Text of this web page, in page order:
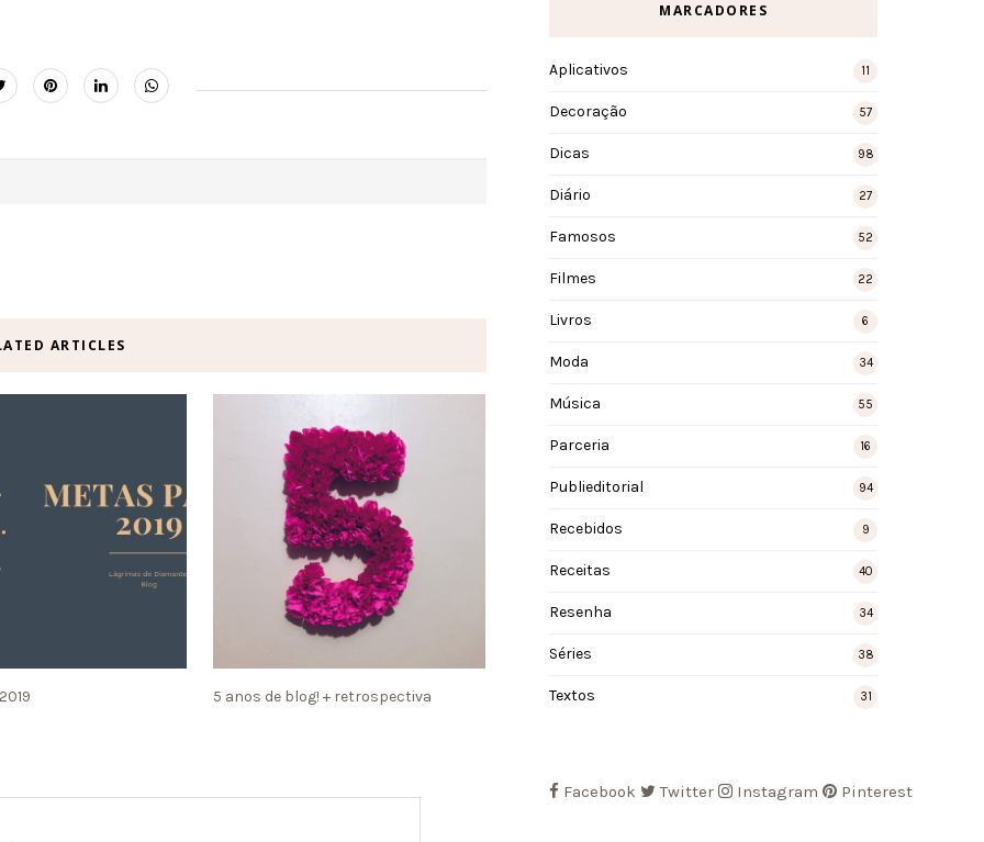
ARTICLES
5 anos de blog! + retrospectiva
MARCADORES
Aplicativos 11
Decoração 57
Dicas 98
Diário 27
Famosos 52
Filmes 22
Livros 6
Moda 34
Música 55
Parceria 16
Publieditorial 94
Recebidos 9
Receitas 40
Resenha 34
Séries 38
Textos 31
Facebook Twitter Instagram Pinterest